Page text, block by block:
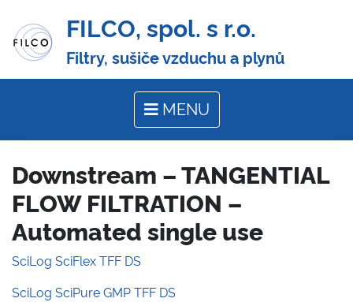
FILCO, spol. s r.o.
Filtry, sušiče vzduchu a plynů
MENU
Downstream – TANGENTIAL
FLOW FILTRATION –
Automated single use
SciLog SciFlex TFF DS
SciLog SciPure GMP TFF DS